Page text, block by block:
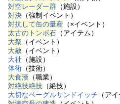
対空レーダー群 （施設）
対決 （強制イベント）
対抗して缶の量産 （×イベント）
太古のトンボ石 （アイテム）
大祭 （イベント）
大赦 （イベント）
大社 （施設）
体術 （技術）
大食漢 （職業）
対絶技絶技 （絶技）
大切なベーグルサンドイッチ （ア